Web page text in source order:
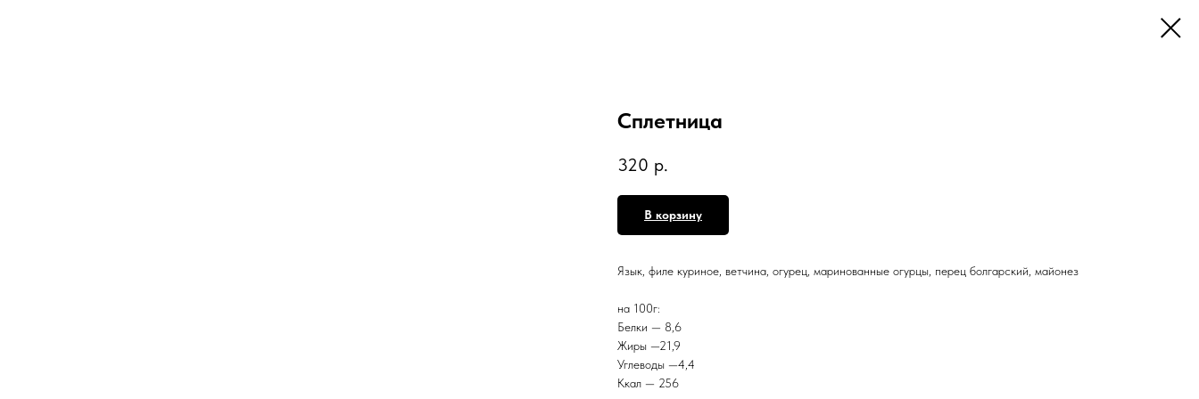
Сплетница
320 р.
В корзину
Язык, филе куриное, ветчина, огурец, маринованные огурцы, перец болгарский, майонез
на 100г:
Белки — 8,6
Жиры —21,9
Углеводы —4,4
Ккал — 256